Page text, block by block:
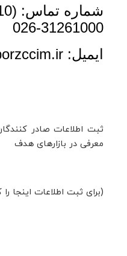
31261000-026
ایمیل:
ثبت اطلاعات صادر
معرفی در بازارهای هدف
(برای ثبت اطلاعات اینجا